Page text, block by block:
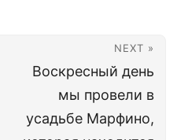
NEXT »
Воскресный день
мы провели в
усадьбе Марфино,